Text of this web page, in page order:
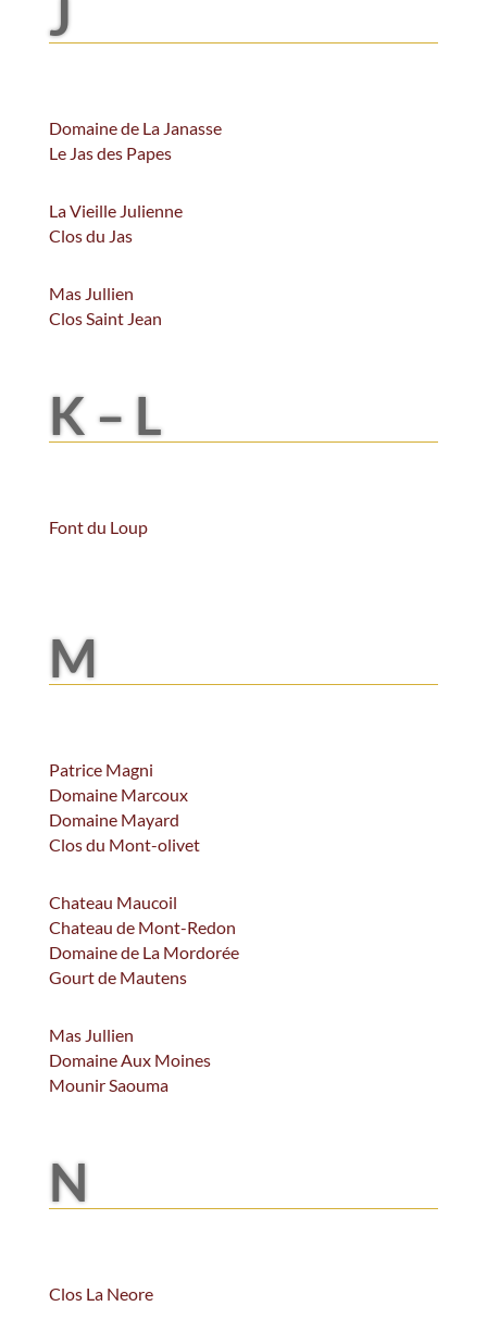
J
Domaine de La Janasse
Le Jas des Papes
La Vieille Julienne
Clos du Jas
Mas Jullien
Clos Saint Jean
K – L
Font du Loup
M
Patrice Magni
Domaine Marcoux
Domaine Mayard
Clos du Mont-olivet
Chateau Maucoil
Chateau de Mont-Redon
Domaine de La Mordorée
Gourt de Mautens
Mas Jullien
Domaine Aux Moines
Mounir Saouma
N
Clos La Neore